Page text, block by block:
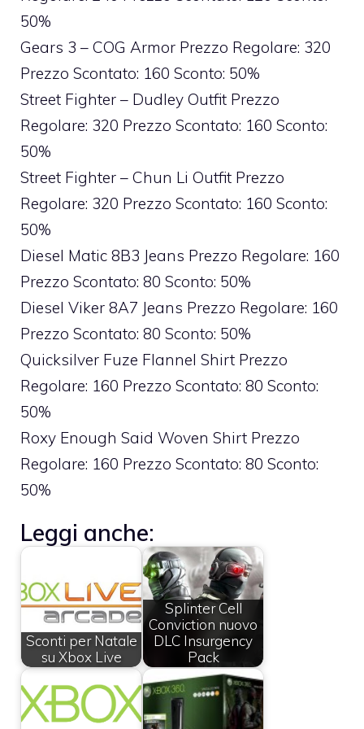
50%
Gears 3 – COG Armor Prezzo Regolare: 320
Prezzo Scontato: 160 Sconto: 50%
Street Fighter – Dudley Outfit Prezzo
Regolare: 320 Prezzo Scontato: 160 Sconto:
50%
Street Fighter – Chun Li Outfit Prezzo
Regolare: 320 Prezzo Scontato: 160 Sconto:
50%
Diesel Matic 8B3 Jeans Prezzo Regolare: 160
Prezzo Scontato: 80 Sconto: 50%
Diesel Viker 8A7 Jeans Prezzo Regolare: 160
Prezzo Scontato: 80 Sconto: 50%
Quicksilver Fuze Flannel Shirt Prezzo
Regolare: 160 Prezzo Scontato: 80 Sconto:
50%
Roxy Enough Said Woven Shirt Prezzo
Regolare: 160 Prezzo Scontato: 80 Sconto:
50%
Leggi anche:
Sconti per Natale
su Xbox Live
Splinter Cell
Conviction nuovo
DLC Insurgency
Pack